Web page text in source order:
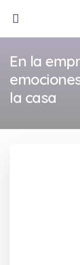
En la
la casa